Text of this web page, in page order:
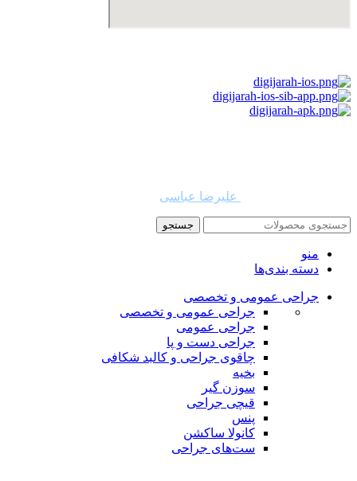
علیرضا عباسی
جستجو
منو
دسته بندی‌ها
جراحی عمومی و تخصصی
جراحی عمومی و تخصصی
جراحی عمومی
جراحی دست و پا
چاقوی جراحی و کالبد شکافی
بخیه
سوزن‌ گیر
قیچی‌ جراحی
پنس
کانولا ساکشن
ست‌های جراحی